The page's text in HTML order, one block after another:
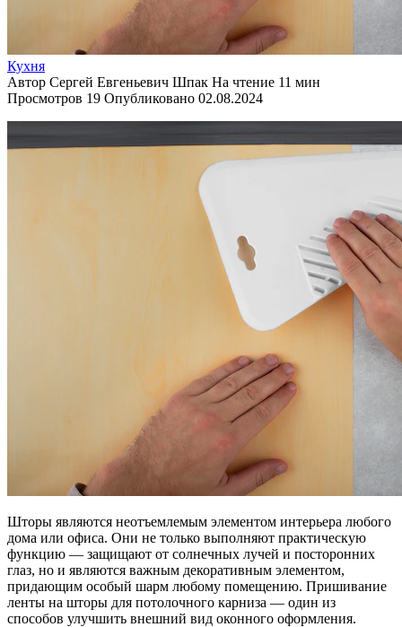
Кухня
Автор Сергей Евгеньевич Шпак На чтение 11 мин
Просмотров 19 Опубликовано 02.08.2024
Шторы являются неотъемлемым элементом интерьера любого
дома или офиса. Они не только выполняют практическую
функцию — защищают от солнечных лучей и посторонних
глаз, но и являются важным декоративным элементом,
придающим особый шарм любому помещению. Пришивание
ленты на шторы для потолочного карниза — один из
способов улучшить внешний вид оконного оформления.